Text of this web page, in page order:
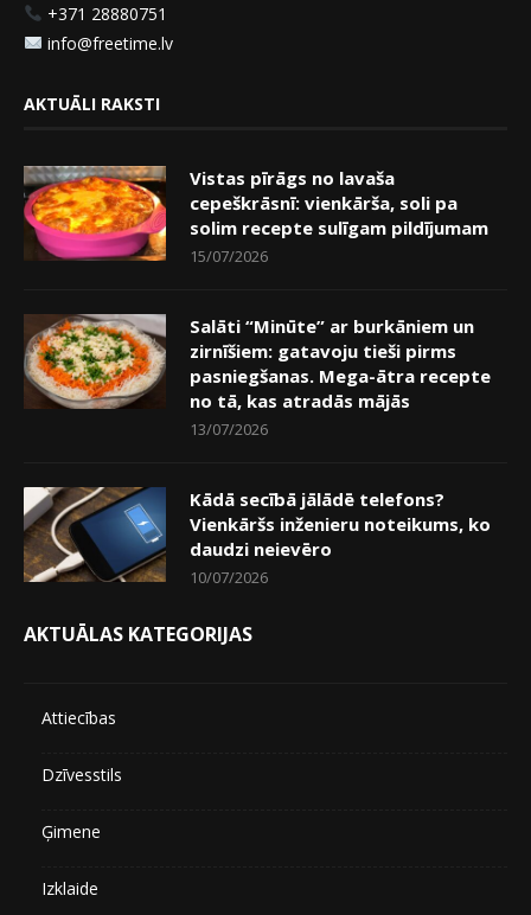
+371 28880751
info@freetime.lv
AKTUĀLI RAKSTI
Vistas pīrāgs no lavaša
cepeškrāsnī: vienkārša, soli pa
solim recepte sulīgam pildījumam
15/07/2026
Salāti “Minūte” ar burkāniem un
zirnīšiem: gatavoju tieši pirms
pasniegšanas. Mega-ātra recepte
no tā, kas atradās mājās
13/07/2026
Kādā secībā jālādē telefons?
Vienkāršs inženieru noteikums, ko
daudzi neievēro
10/07/2026
AKTUĀLAS KATEGORIJAS
Attiecības
Dzīvesstils
Ģimene
Izklaide